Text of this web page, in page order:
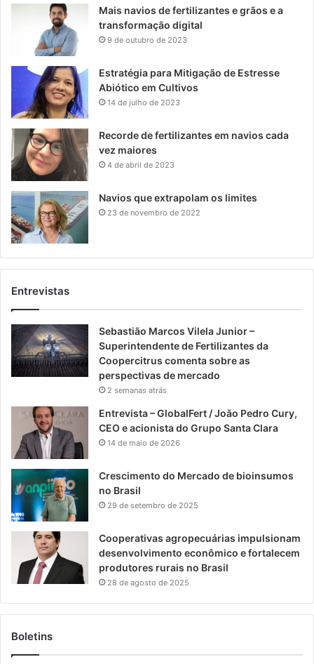
Mais navios de fertilizantes e grãos e a
transformação digital
9 de outubro de 2023
Estratégia para Mitigação de Estresse
Abiótico em Cultivos
14 de julho de 2023
Recorde de fertilizantes em navios cada
vez maiores
4 de abril de 2023
Navios que extrapolam os limites
23 de novembro de 2022
Entrevistas
Sebastião Marcos Vilela Junior –
Superintendente de Fertilizantes da
Coopercitrus comenta sobre as
perspectivas de mercado
2 semanas atrás
Entrevista – GlobalFert / João Pedro Cury,
CEO e acionista do Grupo Santa Clara
14 de maio de 2026
Crescimento do Mercado de bioinsumos
no Brasil
29 de setembro de 2025
Cooperativas agropecuárias impulsionam
desenvolvimento econômico e fortalecem
produtores rurais no Brasil
28 de agosto de 2025
Boletins